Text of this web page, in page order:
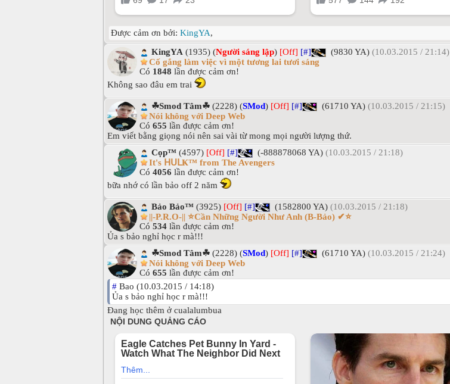
Được cảm ơn bởi: KingYA,
KingYA (1935) (Người sáng lập) [Off] [#] (9830 YA) (10.03.2015 / 21:14)
Cố gắng làm việc vì một tương lai tươi sáng
Có 1848 lần được cảm ơn!
Không sao đâu em trai
☘Smod Tâm☘ (2228) (SMod) [Off] [#] (61710 YA) (10.03.2015 / 21:15)
Nói không với Deep Web
Có 655 lần được cảm ơn!
Em viết bằng giọng nói nên sai vài từ mong mọi người lượng thứ.
Cọp™ (4597) [Off] [#] (-888878068 YA) (10.03.2015 / 21:18)
It's ᕼᑌᒪҜ™ from The Avengers
Có 4056 lần được cảm ơn!
bữa nhớ có lần bảo off 2 năm
Bảo Bảo™ (3925) [Off] [#] (1582800 YA) (10.03.2015 / 21:18)
||-P.R.O-|| ⭐Cần Những Người Như Anh (B-Bảo) ✔⭐
Có 534 lần được cảm ơn!
Ủa s bảo nghỉ học r mà!!!
☘Smod Tâm☘ (2228) (SMod) [Off] [#] (61710 YA) (10.03.2015 / 21:24)
Nói không với Deep Web
Có 655 lần được cảm ơn!
# Bao (10.03.2015 / 14:18)
Ủa s bảo nghỉ học r mà!!!
Đang học thêm ở cualalumbua